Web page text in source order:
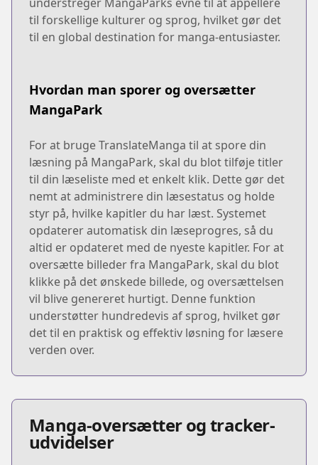
til forskellige kulturer og sprog, hvilket gør det
til en global destination for manga-entusiaster.
Hvordan man sporer og oversætter
MangaPark
For at bruge TranslateManga til at spore din
læsning på MangaPark, skal du blot tilføje titler
til din læseliste med et enkelt klik. Dette gør det
nemt at administrere din læsestatus og holde
styr på, hvilke kapitler du har læst. Systemet
opdaterer automatisk din læseprogres, så du
altid er opdateret med de nyeste kapitler. For at
oversætte billeder fra MangaPark, skal du blot
klikke på det ønskede billede, og oversættelsen
vil blive genereret hurtigt. Denne funktion
understøtter hundredevis af sprog, hvilket gør
det til en praktisk og effektiv løsning for læsere
verden over.
Manga-oversætter og tracker-
udvidelser